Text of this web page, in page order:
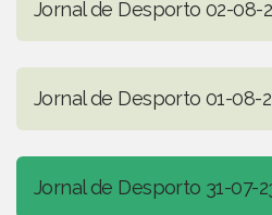
Jornal de Desporto 02-08-
Jornal de Desporto 01-08-
Jornal de Desporto 31-07-